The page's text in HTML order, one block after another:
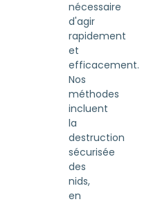
nécessaire
d'agir
rapidement
et
efficacement.
Nos
méthodes
incluent
la
destruction
sécurisée
des
nids,
en